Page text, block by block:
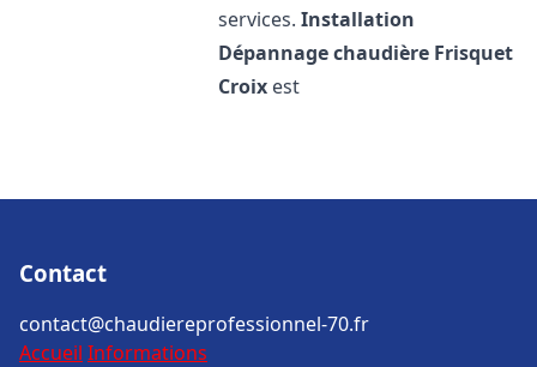
services.Installation
Dépannage chaudière Frisquet
Croix est
Contact
contact@chaudiereprofessionnel-70.fr
Accueil Informations